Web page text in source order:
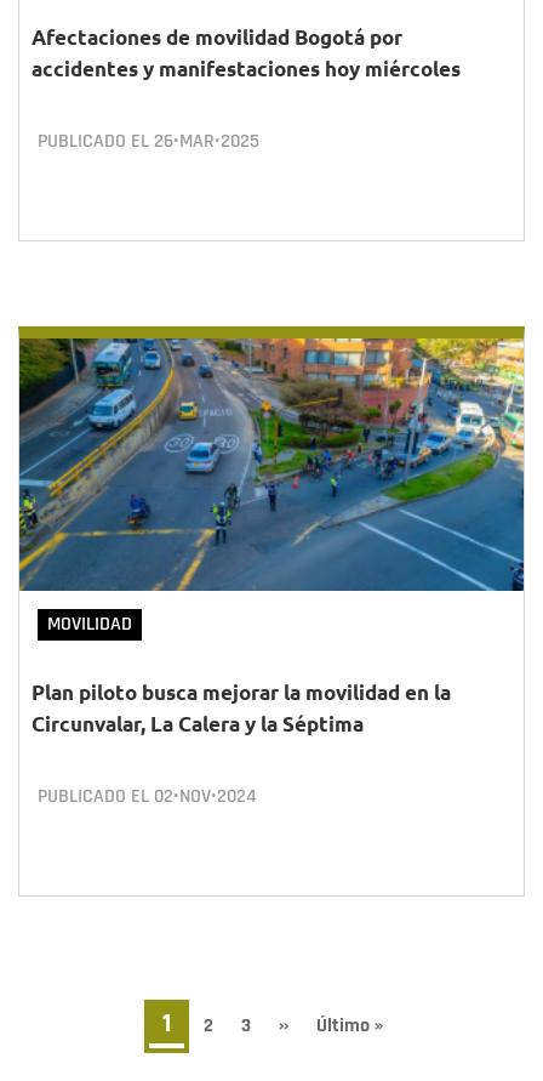
Afectaciones de movilidad Bogotá por
accidentes y manifestaciones hoy miércoles
PUBLICADO EL 26•MAR•2025
MOVILIDAD
Plan piloto busca mejorar la movilidad en la
Circunvalar, La Calera y la Séptima
PUBLICADO EL 02•NOV•2024
Página
actual
1 Page
2 Page
3
Siguiente
››
Última
Último »